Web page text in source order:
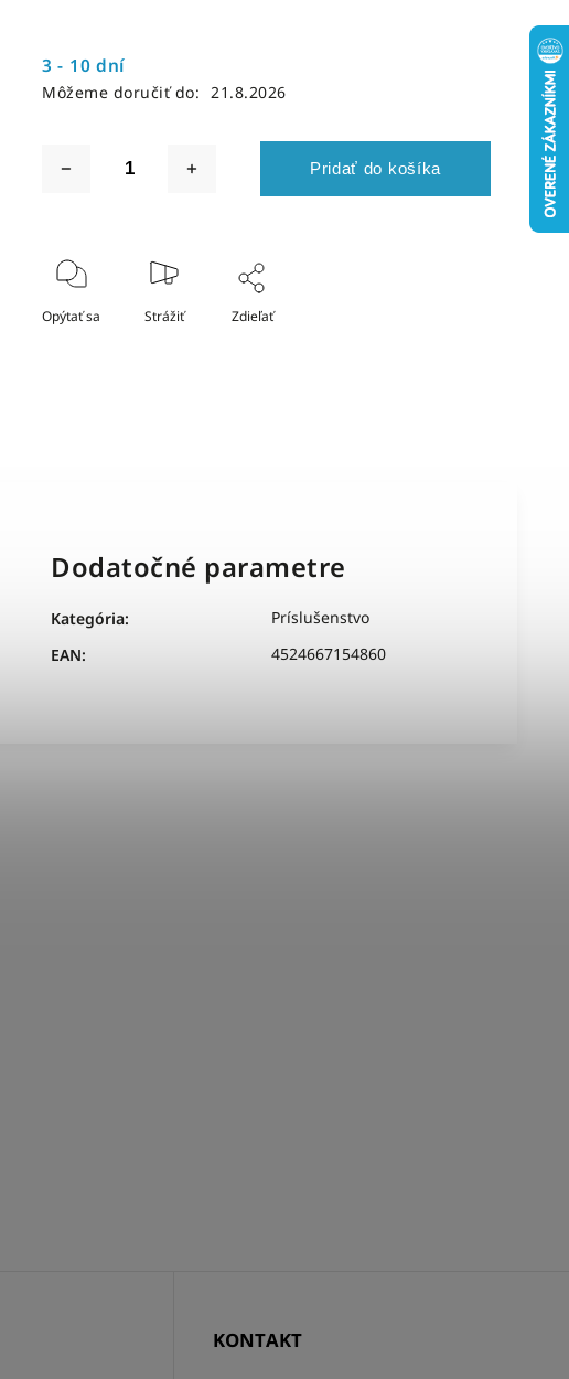
3 - 10 dní
Môžeme doručiť do: 21.8.2026
Pridať do košíka
Opýtať sa Strážiť Zdieľať
Dodatočné parametre
Kategória:
Príslušenstvo
EAN: 4524667154860
KONTAKT